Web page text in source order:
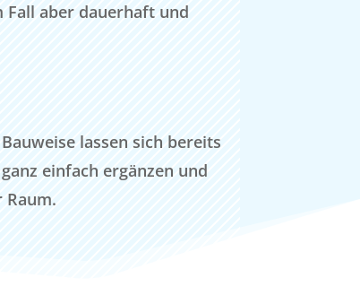
Fall aber dauerhaft und
lassen sich bereits
einfach ergänzen und
Raum.